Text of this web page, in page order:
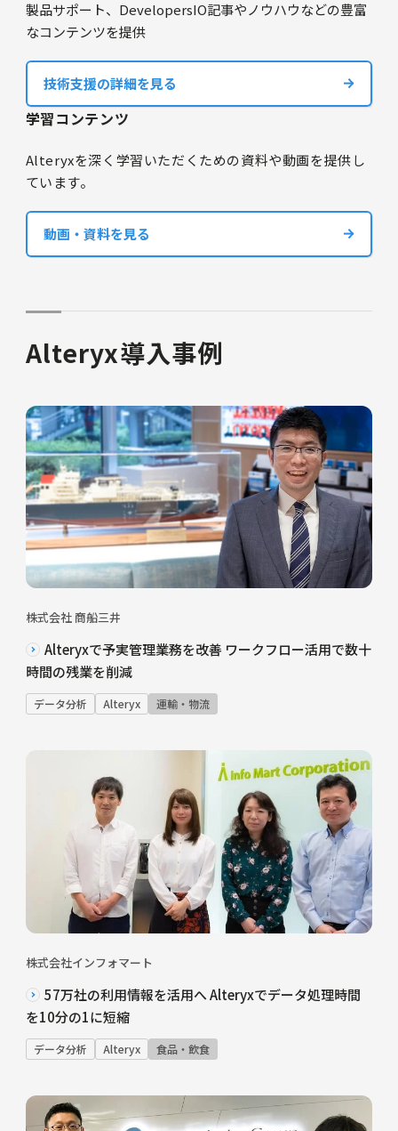
製品サポート、DevelopersIO記事やノウハウなどの豊富
なコンテンツを提供
技術支援の詳細を見る
学習コンテンツ
Alteryxを深く学習いただくための資料や動画を提供し
ています。
動画・資料を見る
Alteryx導入事例
株式会社 商船三井
Alteryxで予実管理業務を改善 ワークフロー活用で数十
時間の残業を削減
データ分析 Alteryx 運輸・物流
株式会社インフォマート
57万社の利用情報を活用へ Alteryxでデータ処理時間
を10分の1に短縮
データ分析 Alteryx 食品・飲食